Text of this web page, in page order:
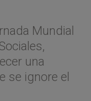
Mundial
una
se ignore el